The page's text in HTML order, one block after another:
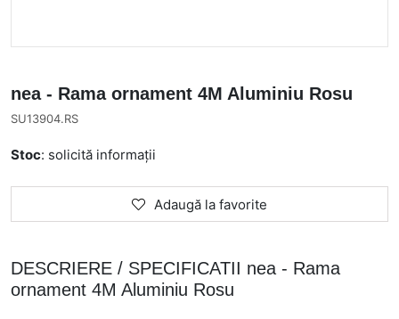
nea - Rama ornament 4M Aluminiu Rosu
SU13904.RS
Stoc: solicită informații
Adaugă la favorite
DESCRIERE / SPECIFICATII nea - Rama
ornament 4M Aluminiu Rosu